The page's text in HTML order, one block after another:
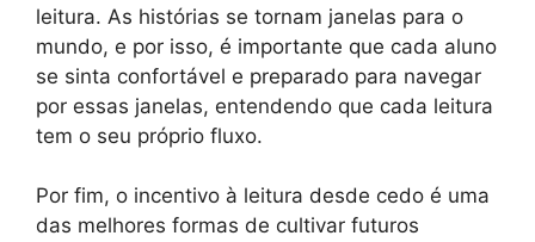
leitura. As histórias se tornam janelas para o
mundo, e por isso, é importante que cada aluno
se sinta confortável e preparado para navegar
por essas janelas, entendendo que cada leitura
tem o seu próprio fluxo.
Por fim, o incentivo à leitura desde cedo é uma
das melhores formas de cultivar futuros